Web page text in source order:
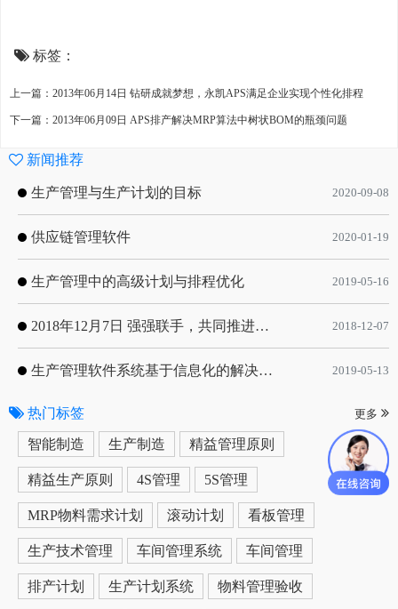
标签：
上一篇：2013年06月14日 钻研成就梦想，永凯APS满足企业实现个性化排程
下一篇：2013年06月09日 APS排产解决MRP算法中树状BOM的瓶颈问题
新闻推荐
生产管理与生产计划的目标 2020-09-08
供应链管理软件 2020-01-19
生产管理中的高级计划与排程优化 2019-05-16
2018年12月7日 强强联手，共同推进电子器件领域APS应用典范 风华高科生产自动化工业互联网应用项目-APS项目启动会 2018-12-07
生产管理软件系统基于信息化的解决方案 2019-05-13
热门标签 更多
智能制造 生产制造 精益管理原则
精益生产原则 4S管理 5S管理
MRP物料需求计划 滚动计划 看板管理
生产技术管理 车间管理系统 车间管理
排产计划 生产计划系统 物料管理验收